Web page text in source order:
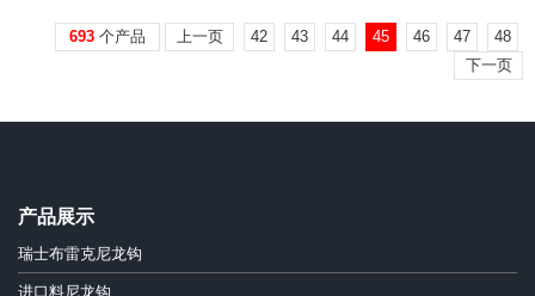
693 个产品 上一页 42 43 44 45 46 47
48
下一页
产品展示
瑞士布雷克尼龙钩
进口料尼龙钩